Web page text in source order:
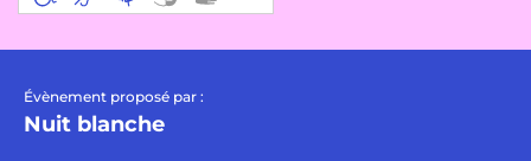
Évènement proposé par :
Nuit blanche